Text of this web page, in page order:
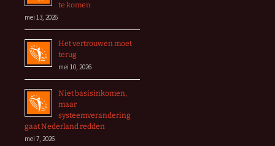
te komen
mei 13, 2026
Het vertrouwen moet
terug
mei 10, 2026
Niet basisinkomen,
maar
systeemverandering
gaat Nederland redden
mei 7, 2026